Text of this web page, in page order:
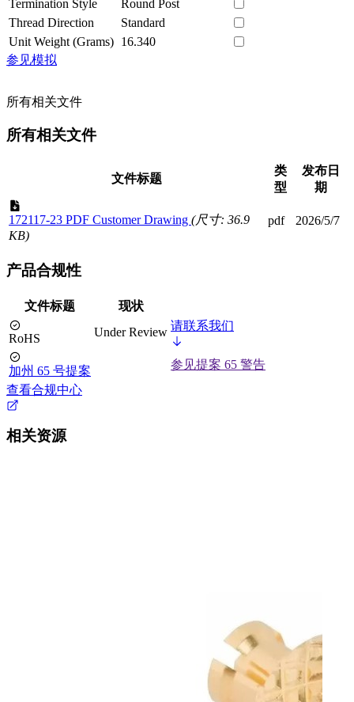
Termination Style
Round Post
Thread Direction
Standard
Unit Weight (Grams) 16.340
参见模拟
所有相关文件
所有相关文件
文件标题
类
型
发布日
期
172117-23 PDF Customer Drawing (尺寸: 36.9
KB)
pdf 2026/5/7
产品合规性
文件标题 现状
RoHS Under Review 请联系我们
加州 65 号提案
参见提案 65 警告
查看合规中心
相关资源